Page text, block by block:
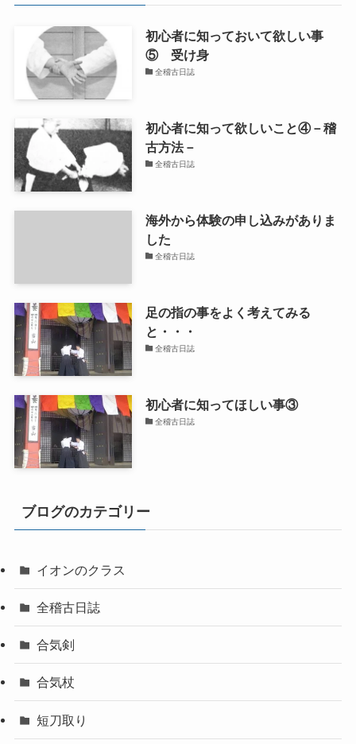
初心者に知っておいて欲しい事
⑤ 受け身
全稽古日誌
初心者に知って欲しいこと④－稽
古方法－
全稽古日誌
海外から体験の申し込みがありま
した
全稽古日誌
足の指の事をよく考えてみる
と・・・
全稽古日誌
初心者に知ってほしい事③
全稽古日誌
ブログのカテゴリー
イオンのクラス
全稽古日誌
合気剣
合気杖
短刀取り